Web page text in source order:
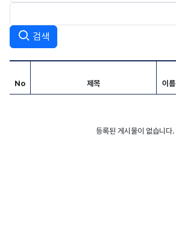
검색
No 제목 이름
등록된 게시물이 없습니다.